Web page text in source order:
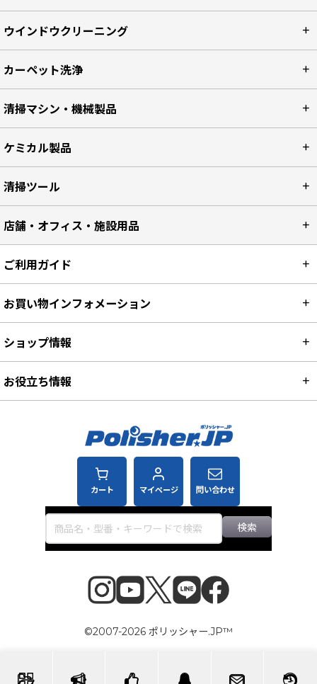
ウインドウクリーニング
カーペット洗浄
清掃マシン・機械製品
ケミカル製品
清掃ツール
店舗・オフィス・施設用品
カート マイページ 問い合わせ
検索
ご利用ガイド
お買い物インフォメーション
ショップ情報
お役立ち情報
©2007-2026 ポリッシャー.JP™